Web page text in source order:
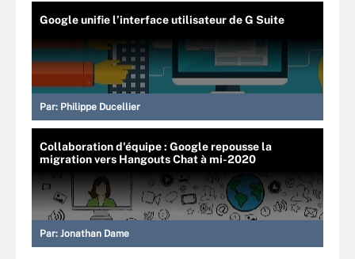
Google unifie l’interface utilisateur de G Suite
Par: Philippe Ducellier
Collaboration d'équipe : Google repousse la
migration vers Hangouts Chat à mi-2020
Par: Jonathan Dame